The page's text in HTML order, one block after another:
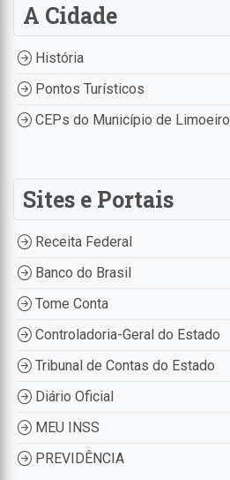
A Cidade
História
Pontos Turísticos
CEPs do Município de Limoeiro
Sites e Portais
Receita Federal
Banco do Brasil
Tome Conta
Controladoria-Geral do Estado
Tribunal de Contas do Estado
Diário Oficial
MEU INSS
PREVIDÊNCIA